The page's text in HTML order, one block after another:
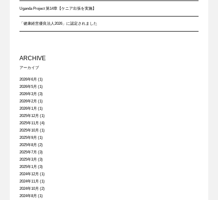
Uganda Project 第14章【ケニア出張を実施】
「健康経営優良法人2026」に認定されました
ARCHIVE
アーカイブ
2026年6月 (1)
2026年5月 (1)
2026年3月 (3)
2026年2月 (1)
2026年1月 (1)
2025年12月 (1)
2025年11月 (4)
2025年10月 (1)
2025年9月 (1)
2025年8月 (2)
2025年7月 (3)
2025年3月 (3)
2025年1月 (3)
2024年12月 (1)
2024年11月 (1)
2024年10月 (2)
2024年8月 (1)